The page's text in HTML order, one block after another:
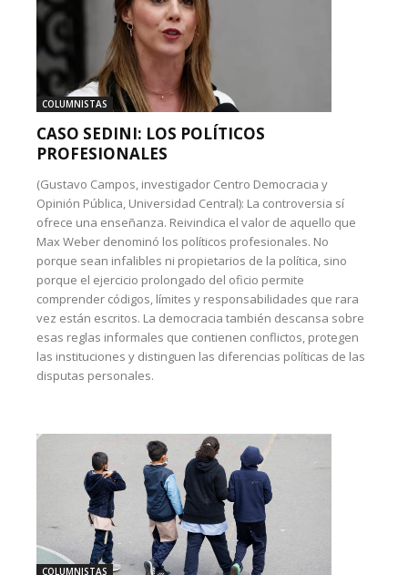
COLUMNISTAS
CASO SEDINI: LOS POLÍTICOS
PROFESIONALES
(Gustavo Campos, investigador Centro Democracia y
Opinión Pública, Universidad Central): La controversia sí
ofrece una enseñanza. Reivindica el valor de aquello que
Max Weber denominó los políticos profesionales. No
porque sean infalibles ni propietarios de la política, sino
porque el ejercicio prolongado del oficio permite
comprender códigos, límites y responsabilidades que rara
vez están escritos. La democracia también descansa sobre
esas reglas informales que contienen conflictos, protegen
las instituciones y distinguen las diferencias políticas de las
disputas personales.
COLUMNISTAS